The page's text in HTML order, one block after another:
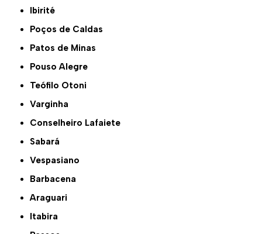
Ibirité
Poços de Caldas
Patos de Minas
Pouso Alegre
Teófilo Otoni
Varginha
Conselheiro Lafaiete
Sabará
Vespasiano
Barbacena
Araguari
Itabira